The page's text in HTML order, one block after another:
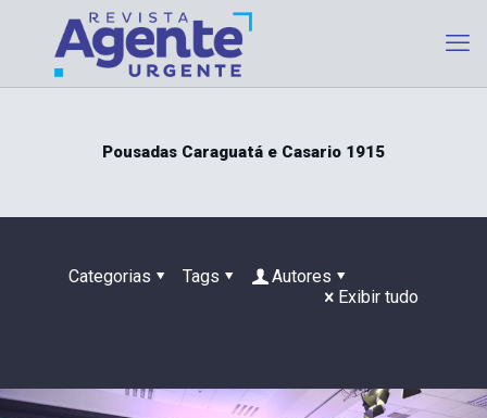
Pousadas Caraguatá e Casario 1915
Categorias Tags
Autores
Exibir tudo